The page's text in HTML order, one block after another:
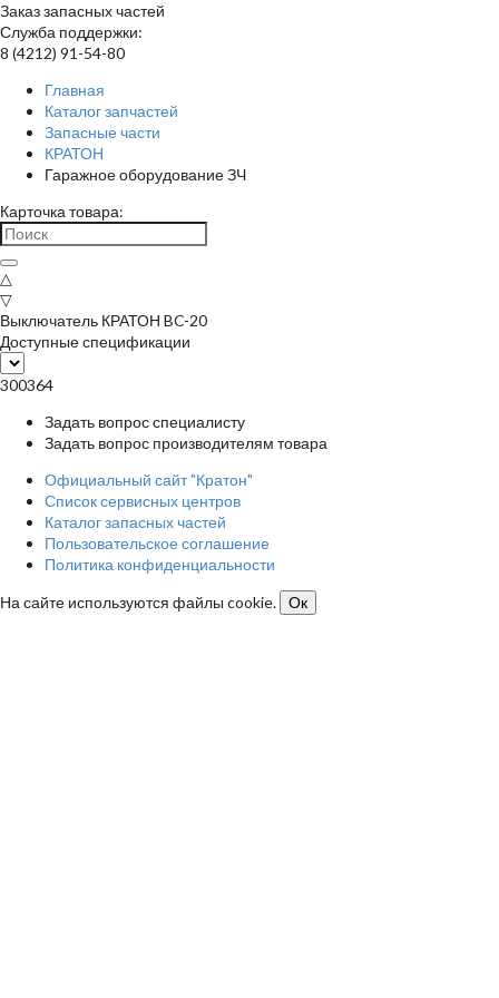
Заказ запасных частей
Служба поддержки:
8 (4212) 91-54-80
Главная
Каталог запчастей
Запасные части
КРАТОН
Гаражное оборудование ЗЧ
Карточка товара:
△
▽
Выключатель КРАТОН BC-20
Доступные спецификации
300364
Задать вопрос специалисту
Задать вопрос производителям товара
Официальный сайт "Кратон"
Список сервисных центров
Каталог запасных частей
Пользовательское соглашение
Политика конфиденциальности
На сайте используются файлы cookie.
Ок